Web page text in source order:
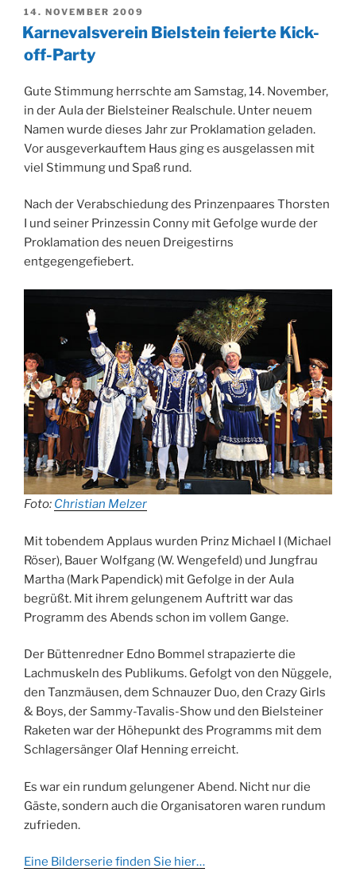
VERÖFFENTLICHT
AM
14. NOVEMBER 2009
Karnevalsverein Bielstein feierte Kick-
off-Party
Gute Stimmung herrschte am Samstag, 14. November,
in der Aula der Bielsteiner Realschule. Unter neuem
Namen wurde dieses Jahr zur Proklamation geladen.
Vor ausgeverkauftem Haus ging es ausgelassen mit
viel Stimmung und Spaß rund.
Nach der Verabschiedung des Prinzenpaares Thorsten
I und seiner Prinzessin Conny mit Gefolge wurde der
Proklamation des neuen Dreigestirns
entgegengefiebert.
Foto: Christian Melzer
Mit tobendem Applaus wurden Prinz Michael I (Michael
Röser), Bauer Wolfgang (W. Wengefeld) und Jungfrau
Martha (Mark Papendick) mit Gefolge in der Aula
begrüßt. Mit ihrem gelungenem Auftritt war das
Programm des Abends schon im vollem Gange.
Der Büttenredner Edno Bommel strapazierte die
Lachmuskeln des Publikums. Gefolgt von den Nüggele,
den Tanzmäusen, dem Schnauzer Duo, den Crazy Girls
& Boys, der Sammy-Tavalis-Show und den Bielsteiner
Raketen war der Höhepunkt des Programms mit dem
Schlagersänger Olaf Henning erreicht.
Es war ein rundum gelungener Abend. Nicht nur die
Gäste, sondern auch die Organisatoren waren rundum
zufrieden.
Eine Bilderserie finden Sie hier…